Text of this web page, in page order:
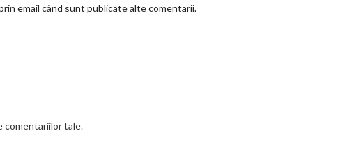
email când sunt publicate alte comentarii.
comentariilor tale.